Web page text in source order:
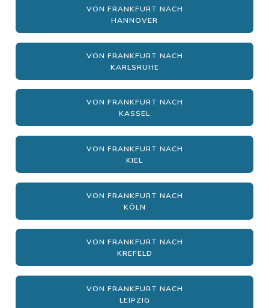
VON FRANKFURT NACH
HANNOVER
VON FRANKFURT NACH
KARLSRUHE
VON FRANKFURT NACH
KASSEL
VON FRANKFURT NACH
KIEL
VON FRANKFURT NACH
KÖLN
VON FRANKFURT NACH
KREFELD
VON FRANKFURT NACH
LEIPZIG